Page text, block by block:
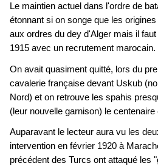
Le maintien actuel dans l'ordre de
étonnant si on songe que les
aux ordres du dey d'Alger mais il
1915 avec un recrutement marocain.
On avait quasiment quitté, lors du
cavalerie française devant Uskub
Nord) et on retrouve les spahis
(leur nouvelle garnison) le centenaire
Auparavant le lecteur aura vu les
intervention en février 1920 à
précédent des Turcs ont attaqué les